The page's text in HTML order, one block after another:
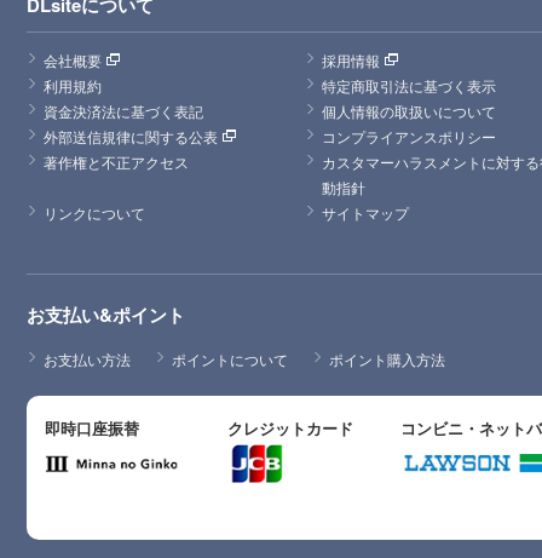
会社概要
採用情報
利用規約
特定商取引法に基づく表示
資金決済法に基づく表記
個人情報の取扱いについて
外部送信規律に関する公表
コンプライアンスポリシー
著作権と不正アクセス
カスタマーハラスメントに対す
動指針
リンクについて
サイトマップ
お支払い&ポイント
お支払い方法 ポイントについて ポイント購入方法
即時口座振替 クレジットカード コンビニ・ネット